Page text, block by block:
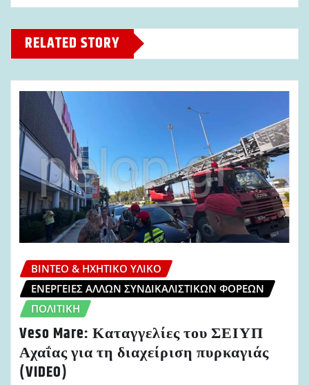
RELATED STORY
ΒΊΝΤΕΟ & ΗΧΗΤΙΚΌ ΥΛΙΚΌ
ΕΝΈΡΓΕΙΕΣ ΆΛΛΩΝ ΣΥΝΔΙΚΑΛΙΣΤΙΚΏΝ ΦΟΡΈΩΝ
ΠΟΛΙΤΙΚΉ
Veso Mare: Καταγγελίες του ΣΕΙΥΠ
Αχαΐας για τη διαχείριση πυρκαγιάς
(VIDEO)